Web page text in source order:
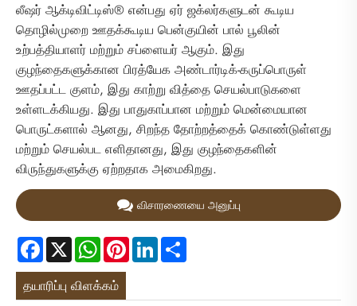
லீஷர் ஆக்டிவிட்டிஸ்® என்பது ஏர் ஜக்லர்களுடன் கூடிய
தொழில்முறை ஊதக்கூடிய பென்குயின் பால் பூலின்
உற்பத்தியாளர் மற்றும் சப்ளையர் ஆகும். இது
குழந்தைகளுக்கான பிரத்யேக அண்டார்டிக்-கருப்பொருள்
ஊதப்பட்ட குளம், இது காற்று வித்தை செயல்பாடுகளை
உள்ளடக்கியது. இது பாதுகாப்பான மற்றும் மென்மையான
பொருட்களால் ஆனது, சிறந்த தோற்றத்தைக் கொண்டுள்ளது
மற்றும் செயல்பட எளிதானது, இது குழந்தைகளின்
விருந்துகளுக்கு ஏற்றதாக அமைகிறது.
விசாரணையை அனுப்பு
Facebook
X WhatsApp
PinterestLinkedIn
தயாரிப்பு விளக்கம்